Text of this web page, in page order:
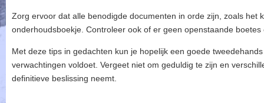
Zorg ervoor dat alle benodigde documenten in orde zijn, zoals het
onderhoudsboekje. Controleer ook of er geen openstaande
Met deze tips in gedachten kun je hopelijk een goede
verwachtingen voldoet. Vergeet niet om geduldig te zijn en
definitieve beslissing neemt.